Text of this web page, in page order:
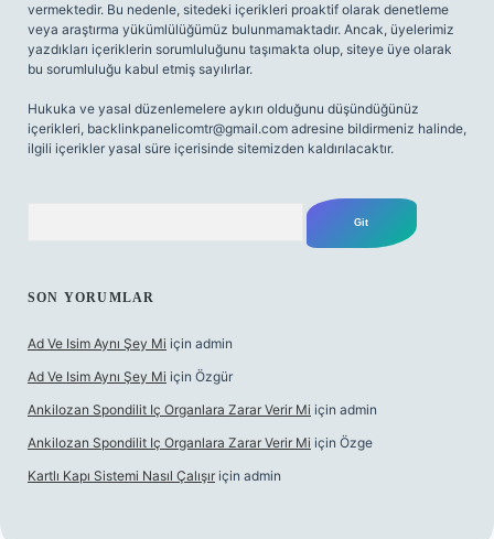
vermektedir. Bu nedenle, sitedeki içerikleri proaktif olarak denetleme
veya araştırma yükümlülüğümüz bulunmamaktadır. Ancak, üyelerimiz
yazdıkları içeriklerin sorumluluğunu taşımakta olup, siteye üye olarak
bu sorumluluğu kabul etmiş sayılırlar.
Hukuka ve yasal düzenlemelere aykırı olduğunu düşündüğünüz
içerikleri, backlinkpanelicomtr@gmail.com adresine bildirmeniz halinde,
ilgili içerikler yasal süre içerisinde sitemizden kaldırılacaktır.
SON YORUMLAR
Ad Ve Isim Aynı Şey Mi için admin
Ad Ve Isim Aynı Şey Mi için Özgür
Ankilozan Spondilit Iç Organlara Zarar Verir Mi için admin
Ankilozan Spondilit Iç Organlara Zarar Verir Mi için Özge
Kartlı Kapı Sistemi Nasıl Çalışır için admin